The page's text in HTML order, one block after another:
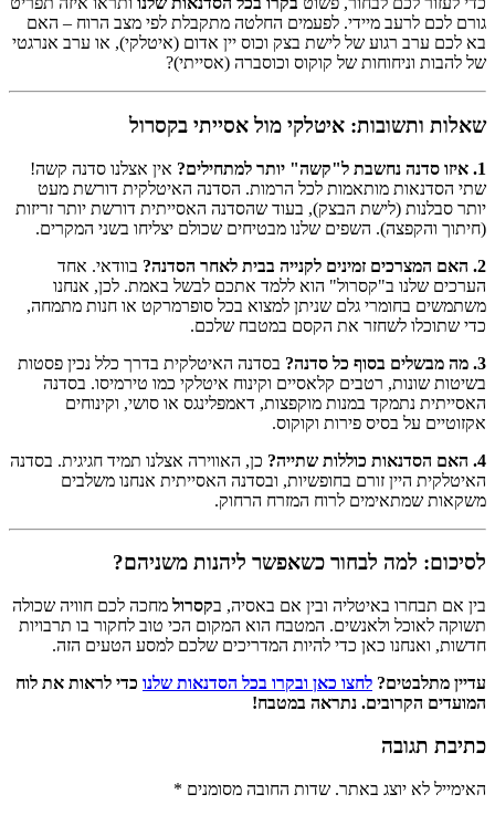
גורם לכם לרעב מיידי. לפעמים החלטה מתקבלת לפי מצב הרוח – האם
בא לכם ערב רגוע של לישת בצק וכוס יין אדום (איטלקי), או ערב אנרגטי
של להבות וניחוחות של קוקוס וכוסברה (אסייתי)?
שאלות ותשובות: איטלקי מול אסייתי בקסרול
1. איזו סדנה נחשבת ל"קשה" יותר למתחילים?
אין אצלנו סדנה קשה!
שתי הסדנאות מותאמות לכל הרמות. הסדנה האיטלקית דורשת מעט
יותר סבלנות (לישת הבצק), בעוד שהסדנה האסייתית דורשת יותר זריזות
(חיתוך והקפצה). השפים שלנו מבטיחים שכולם יצליחו בשני המקרים.
2. האם המצרכים זמינים לקנייה בבית לאחר הסדנה?
בוודאי. אחד
הערכים שלנו ב"קסרול" הוא ללמד אתכם לבשל באמת. לכן, אנחנו
משתמשים בחומרי גלם שניתן למצוא בכל סופרמרקט או חנות מתמחה,
כדי שתוכלו לשחזר את הקסם במטבח שלכם.
3. מה מבשלים בסוף כל סדנה?
בסדנה האיטלקית בדרך כלל נכין פסטות
בשיטות שונות, רטבים קלאסיים וקינוח איטלקי כמו טירמיסו. בסדנה
האסייתית נתמקד במנות מוקפצות, דאמפלינגס או סושי, וקינוחים
אקזוטיים על בסיס פירות וקוקוס.
4. האם הסדנאות כוללות שתייה?
כן, האווירה אצלנו תמיד חגיגית. בסדנה
האיטלקית היין זורם בחופשיות, ובסדנה האסייתית אנחנו משלבים
משקאות שמתאימים לרוח המזרח הרחוק.
לסיכום: למה לבחור כשאפשר ליהנות משניהם?
בין אם תבחרו באיטליה ובין אם באסיה, בקסרול מחכה לכם חוויה שכולה
תשוקה לאוכל ולאנשים. המטבח הוא המקום הכי טוב לחקור בו תרבויות
חדשות, ואנחנו כאן כדי להיות המדריכים שלכם למסע הטעים הזה.
עדיין מתלבטים? לחצו כאן ובקרו בכל הסדנאות שלנו כדי לראות את לוח
המועדים הקרובים. נתראה במטבח!
כתיבת תגובה
האימייל לא יוצג באתר. שדות החובה מסומנים *